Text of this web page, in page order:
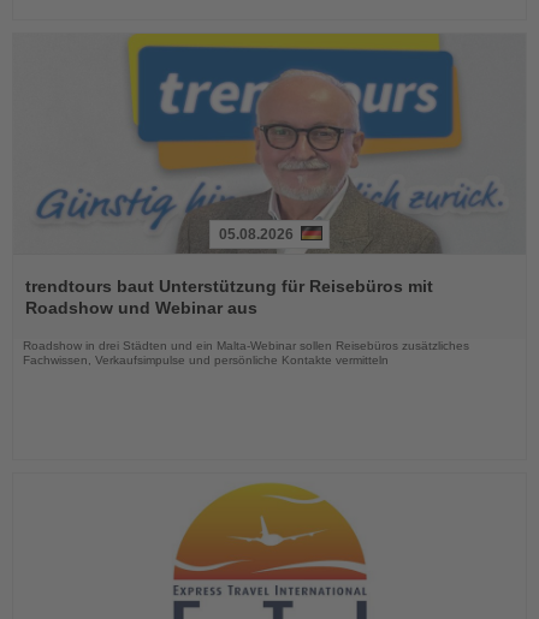
Sie
die
05.08.2026
trendtours baut Unterstützung für Reisebüros mit
Roadshow und Webinar aus
Roadshow in drei Städten und ein Malta-Webinar sollen Reisebüros zusätzliches
Fachwissen, Verkaufsimpulse und persönliche Kontakte vermitteln